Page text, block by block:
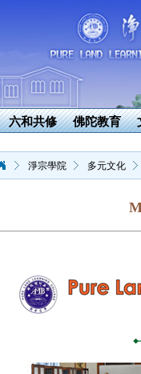
六和共修 佛陀教育
淨宗學院 多元文化